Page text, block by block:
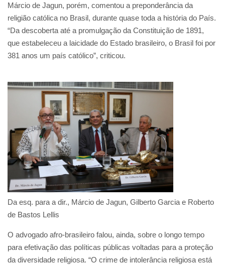
Márcio de Jagun, porém, comentou a preponderância da
religião católica no Brasil, durante quase toda a história do País.
“Da descoberta até a promulgação da Constituição de 1891,
que estabeleceu a laicidade do Estado brasileiro, o Brasil foi por
381 anos um país católico”, criticou.
Da esq. para a dir., Márcio de Jagun, Gilberto Garcia e Roberto
de Bastos Lellis
O advogado afro-brasileiro falou, ainda, sobre o longo tempo
para efetivação das políticas públicas voltadas para a proteção
da diversidade religiosa. “O crime de intolerância religiosa está